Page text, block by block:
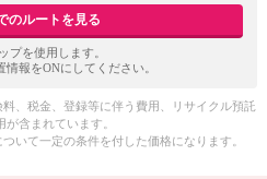
のルートを見る
プを使用します。
情報をONにしてください。
、税金、登録等に伴う費用、リサイクル預託
含まれています。
いて一定の条件を付した価格になります。